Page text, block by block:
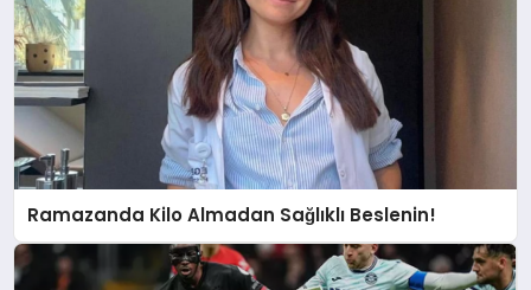
Ramazanda Kilo Almadan Sağlıklı Beslenin!